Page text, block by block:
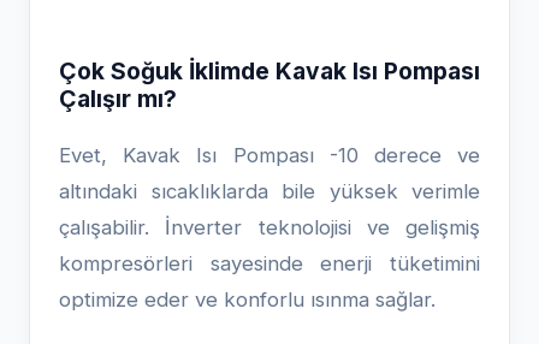
Çok Soğuk İklimde Kavak Isı Pompası
Çalışır mı?
Evet, Kavak Isı Pompası -10 derece ve
altındaki sıcaklıklarda bile yüksek verimle
çalışabilir. İnverter teknolojisi ve gelişmiş
kompresörleri sayesinde enerji tüketimini
optimize eder ve konforlu ısınma sağlar.